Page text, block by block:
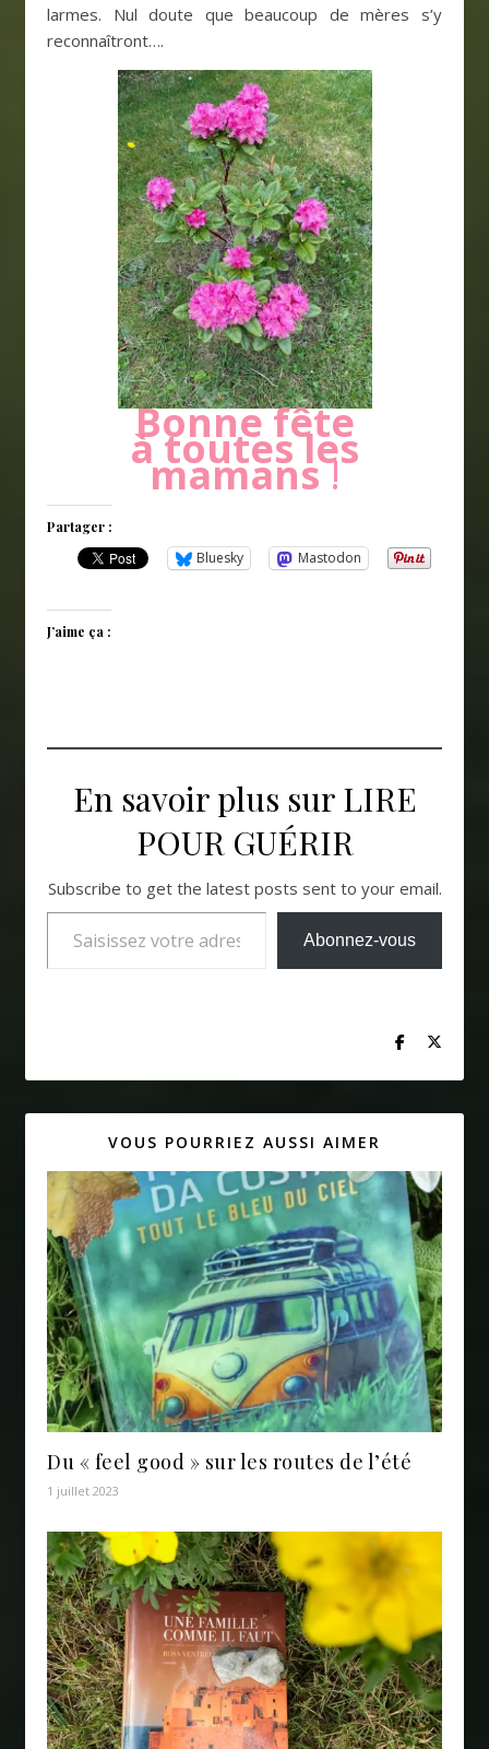
larmes. Nul doute que beaucoup de mères s’y
reconnaîtront….
Bonne fête
à toutes les
mamans!
Partager :
Bluesky Mastodon
J’aime ça :
En savoir plus sur LIRE
POUR GUÉRIR
Subscribe to get the latest posts sent to your email.
Saisissez votre adresse e-mail…
Abonnez-vous
VOUS POURRIEZ AUSSI AIMER
Du « feel good » sur les routes de l’été
1 juillet 2023